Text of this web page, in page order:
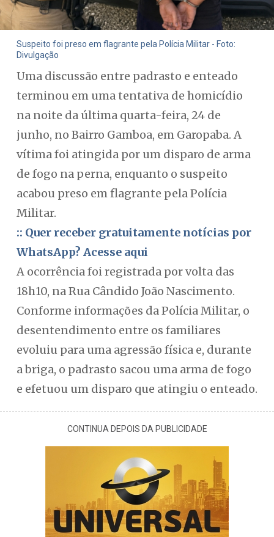
Suspeito foi preso em flagrante pela Polícia Militar - Foto:
Divulgação
Uma discussão entre padrasto e enteado
terminou em uma tentativa de homicídio
na noite da última quarta-feira, 24 de
junho, no Bairro Gamboa, em Garopaba. A
vítima foi atingida por um disparo de arma
de fogo na perna, enquanto o suspeito
acabou preso em flagrante pela Polícia
Militar.
:: Quer receber gratuitamente notícias por
WhatsApp? Acesse aqui
A ocorrência foi registrada por volta das
18h10, na Rua Cândido João Nascimento.
Conforme informações da Polícia Militar, o
desentendimento entre os familiares
evoluiu para uma agressão física e, durante
a briga, o padrasto sacou uma arma de fogo
e efetuou um disparo que atingiu o enteado.
CONTINUA DEPOIS DA PUBLICIDADE